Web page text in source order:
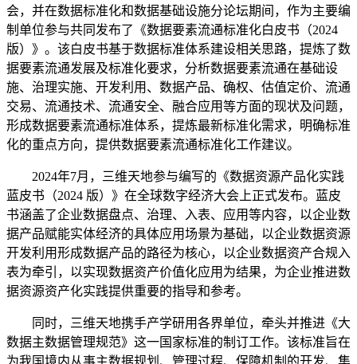
会，并在数据标准化和数据基础设施分论坛期间，作为主要编
制单位参与共同发布了《数据要素流通标准化白皮书（2024
版）》。该白皮书基于数据标准体系建设相关思路，提炼了数
据要素流通发展及标准化要求，分析数据要素流通在基础设
施、治理实施、开发利用、数据产品、确权、估值定价、流通
交易、流通技术、流通安全、融合应用等方面的现状及问题，
形成数据要素流通标准体系，提炼最新标准化需求，明确标准
化的重点方向，提供数据要素流通标准化工作建议。
2024年7月，三维天地参与编写的《数据资源产品化实践
蓝皮书（2024 版）》在全球数字经济大会上正式发布。蓝皮
书涵盖了企业数据盘点、治理、入表、应用等内容，以企业数
据产品赋能实体经济的具体应用场景为基础，以企业数据资源
开发利用形成数据产品的路径为核心，以企业数据资产合规入
表为牵引，以实现数据资产价值化应用为结果，为企业推进数
据资源资产化实践提供重要的指导和参考。
同时，三维天地携手产学研用各界单位，牵头并推进《大
数据主数据管理规范》这一国家标准的制订工作。该标准旨在